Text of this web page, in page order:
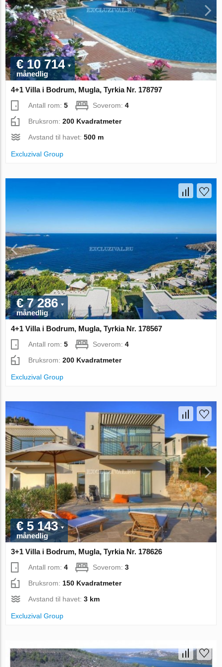
€ 10 714
månedlig
4+1 Villa i Bodrum, Mugla, Tyrkia Nr. 178797
Antall rom:5 Soverom:4
Bruksrom:200 Kvadratmeter
Avstand til havet:500 m
Excluzival Group
€ 7 286
månedlig
4+1 Villa i Bodrum, Mugla, Tyrkia Nr. 178567
Antall rom:5 Soverom:4
Bruksrom:200 Kvadratmeter
Excluzival Group
€ 5 143
månedlig
3+1 Villa i Bodrum, Mugla, Tyrkia Nr. 178626
Antall rom:4 Soverom:3
Bruksrom: 150 Kvadratmeter
Avstand til havet:3 km
Excluzival Group